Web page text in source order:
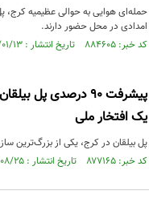
امدادی در محل حضور دارند.
کد خبر: ۸۸۴۶۰۵ تاریخ انتشار : ۱۴۰۵/۰۱/۱۳
پیشرفت ۹۰ درصدی
یک افتخار ملی
پل بیلقان در کرج، یکی از بزرگ‌ترین سازه‌های اکسترادوز غرب
کد خبر: ۸۷۷۱۶۵ تاریخ انتشار : ۱۴۰۴/۰۸/۲۵